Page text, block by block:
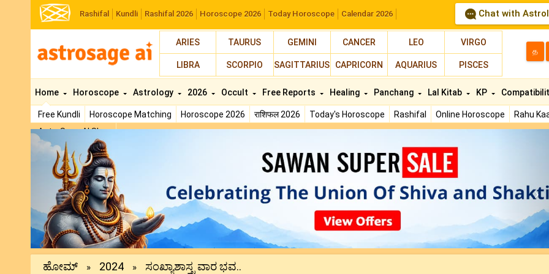
Rashifal Kundli Rashifal 2026 Horoscope 2026 Today Horoscope Calendar 2026 Chat with
ARIES TAURUS GEMINI CANCER LEO VIRGO
LIBRA SCORPIO SAGITTARIUS CAPRICORN AQUARIUS PISCES
த
Home
Free Kundli Horoscope Matching Horoscope 2026 राशिफल 2026 Today's Horoscope Rashifal Online Horoscope Rahu
AstroSage AI Shop
Horoscope Astrology 2026 Occult Free Reports Healing Panchang Lal Kitab KP
Previous
ಹೋಮ್ » 2024 » ಸಂಖ್ಯಾಶಾಸ್ತ್ರ ವಾರ ಭವ..